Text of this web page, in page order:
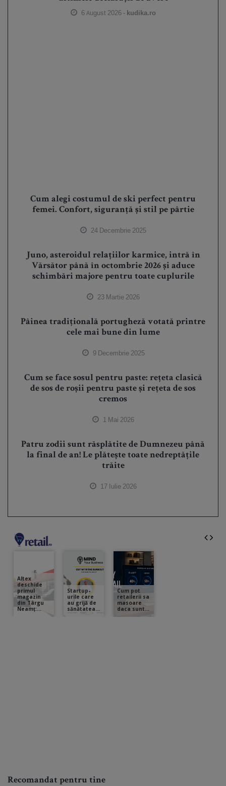
6 August 2026 - kudika.ro
Cum alegi costumul de ski perfect pentru
femei. Confort, siguranță și stil pe pârtie
24 Decembrie 2025
Juno, asteroidul relațiilor karmice, intră în
Vărsător până în octombrie 2026 și aduce
schimbări majore pentru toate cuplurile
23 Martie 2026
Pâinea tradițională portugheză votată printre
cele mai bune din lume
9 Decembrie 2025
Cum se face sosul pentru paste: rețeta clasică
de sos de roșii pentru paste și rețeta de sos
cremos
1 Mai 2026
Patru zodii sunt răsplătite de Dumnezeu până
la final de an! Le plătește toate nedreptățile
trăite
17 Iulie 2026
Recomandat pentru tine